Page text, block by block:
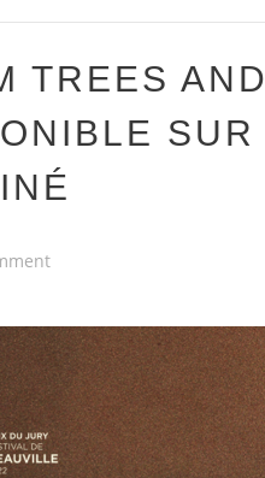
TREES AND
SUR